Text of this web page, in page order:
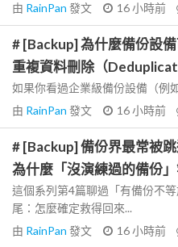
由 RainPan 發文 16 小時前
# [Backup] 為什麼備份設
重複資料刪除（
如果你看過企業級備份設備（例
由 RainPan 發文 16 小時前
# [Backup] 備份界最常被
為什麼「沒演練過的備份
這個系列第4篇聊過「有備份不
尾：怎麼確定救得回來...
由 RainPan 發文 16 小時前